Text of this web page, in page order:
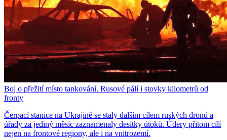
Boj o přežití místo tankování. Rusové pálí i stovky kilometrů od
fronty
Čerpací stanice na Ukrajině se staly dalším cílem ruských dronů a
úřady za jediný měsíc zaznamenaly desítky útoků. Údery přitom cílí
nejen na frontové regiony, ale i na vnitrozemí.